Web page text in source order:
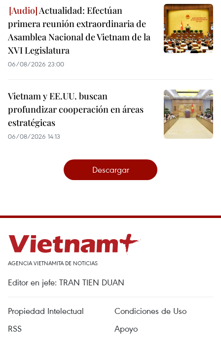
Actualidad: Efectúan
primera reunión extraordinaria de
Asamblea Nacional de Vietnam de la
XVI Legislatura
06/08/2026 23:00
Vietnam y EE.UU. buscan
profundizar cooperación en áreas
estratégicas
06/08/2026 14:13
Descargar
AGENCIA VIETNAMITA DE NOTICIAS
Editor en jefe: TRAN TIEN DUAN
Propiedad Intelectual
Condiciones de Uso
RSS
Apoyo